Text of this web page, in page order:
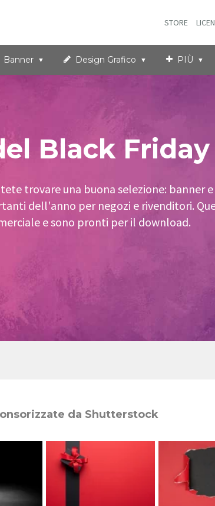
STORE
Banner Design Grafico PIÙ
Black Friday
trovare una buona selezione: banner
dell'anno per negozi e rivenditori.
e sono pronti per il download.
da Shutterstock